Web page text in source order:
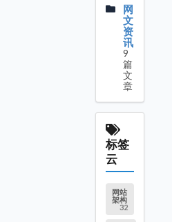
网
文
资
讯
9
篇
文
章
标签
云
网站
架构
32